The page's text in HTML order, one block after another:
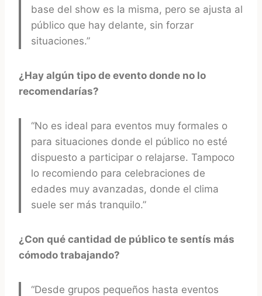
base del show es la misma, pero se ajusta al
público que hay delante, sin forzar
situaciones.”
¿Hay algún tipo de evento donde no lo
recomendarías?
“No es ideal para eventos muy formales o
para situaciones donde el público no esté
dispuesto a participar o relajarse. Tampoco
lo recomiendo para celebraciones de
edades muy avanzadas, donde el clima
suele ser más tranquilo.”
¿Con qué cantidad de público te sentís más
cómodo trabajando?
“Desde grupos pequeños hasta eventos